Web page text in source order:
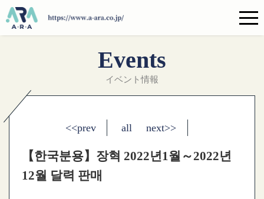
Events
イベント情報
<<prev all next>>
【한국분용】장혁 2022년1월～2022년
12월 달력 판매